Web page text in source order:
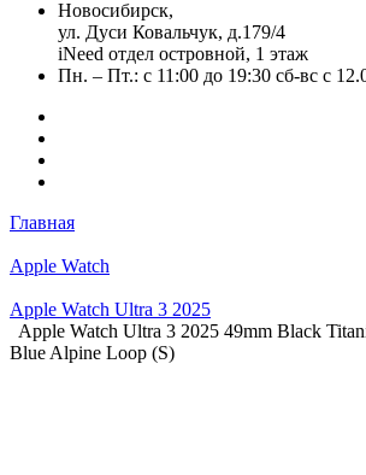
Новосибирск,
ул. Дуси Ковальчук, д.179/4
iNeed отдел островной, 1 этаж
Пн. – Пт.: с 11:00 до 19:30 сб-вс с
Главная
Apple Watch
Apple Watch Ultra 3 2025
Apple Watch Ultra 3 2025 49mm Black
Blue Alpine Loop (S)